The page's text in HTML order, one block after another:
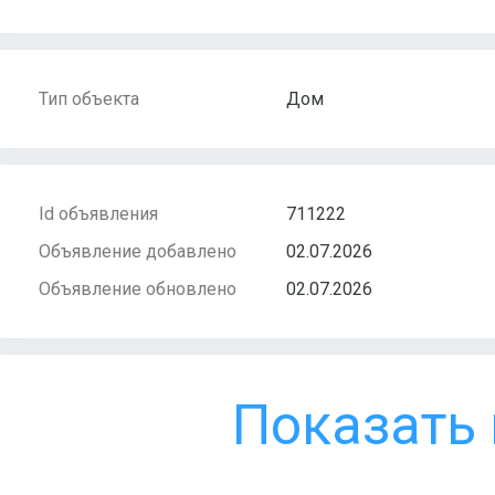
Тип объекта Дом
Id объявления
711222
Объявление добавлено
02.07.2026
Объявление обновлено
02.07.2026
Показать